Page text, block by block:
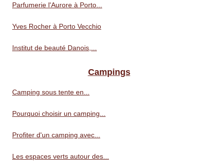
Parfumerie l'Aurore à Porto...
Yves Rocher à Porto Vecchio
Institut de beauté Danois,...
Campings
Camping sous tente en...
Pourquoi choisir un camping...
Profiter d'un camping avec...
Les espaces verts autour des...